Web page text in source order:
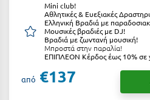
Κυλλήνη
Κύμη Ευβοίας
Κυπαρισσία
Κύπρος
Μini club!
Αθλητικές & Ευεξιακές
Ελληνική Βραδιά με
Μουσικές βραδιές με DJ!
Βραδιά με ζωντανή μουσική!
Μπροστά στην παραλία!
ΕΠΙΠΛΕΟΝ Κέρδος έως 10% σε
από €137